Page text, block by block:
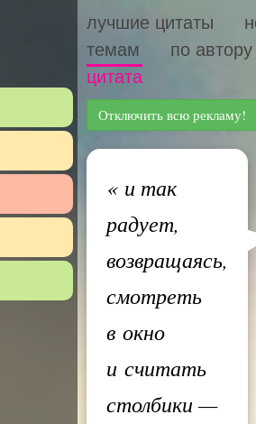
лучшие цитаты
темам
по автору
цитата
Отключить всю рекламу!
«и так
радует,
возвращаясь,
смотреть
в окно
и считать
столбики —